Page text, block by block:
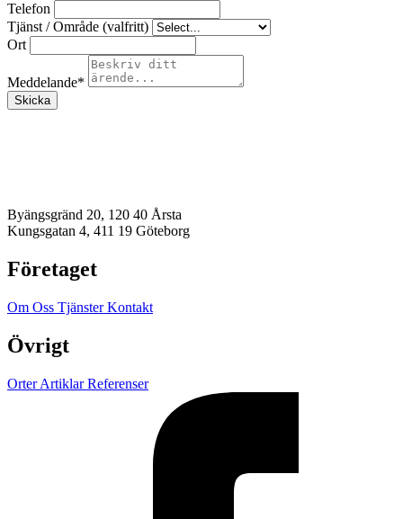
Telefon
Tjänst / Område (valfritt)
Ort
Meddelande*
Skicka
Byängsgränd 20, 120 40 Årsta
Kungsgatan 4, 411 19 Göteborg
Företaget
Om Oss TjänsterKontakt
Övrigt
OrterArtiklarReferenser